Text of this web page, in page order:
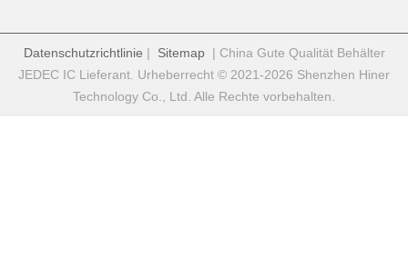
Datenschutzrichtlinie | Sitemap| China Gute Qualität Behälter
JEDEC IC Lieferant. Urheberrecht © 2021-2026 Shenzhen Hiner
Technology Co., Ltd. Alle Rechte vorbehalten.